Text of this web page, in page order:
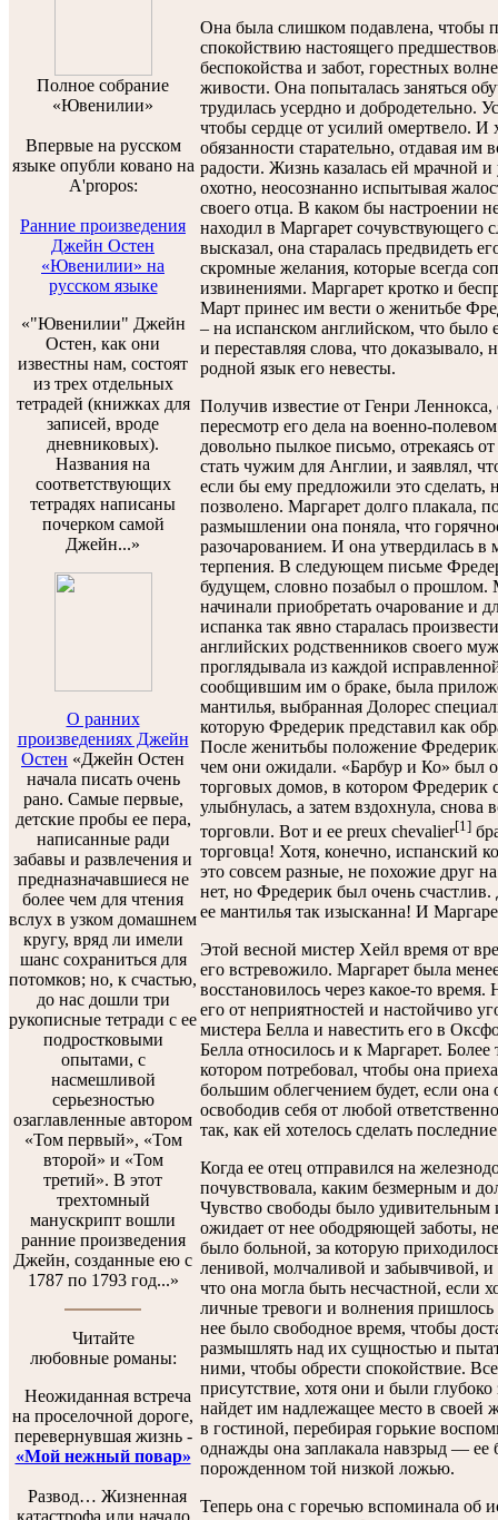
Полноe собраниe
«Ювенилии»
Впервые на русском
языке опубли ковано на
A'propos:
Ранние произведения
Джейн Остен
«Ювенилии» на
русском языке
«"Ювенилии" Джейн
Остен, как они
известны нам, состоят
из трех отдельных
тетрадей (книжках для
записей, вроде
дневниковых).
Названия на
соответствующих
тетрадях написаны
почерком самой
Джейн...»
О ранних
произведениях Джейн
Остен «Джейн Остен
начала писать очень
рано. Самые первые,
детские пробы ее пера,
написанные ради
забавы и развлечения и
предназначавшиеся не
более чем для чтения
вслух в узком домашнем
кругу, вряд ли имели
шанс сохраниться для
потомков; но, к счастью,
до нас дошли три
рукописные тетради с ее
подростковыми
опытами, с
насмешливой
серьезностью
озаглавленные автором
«Том первый», «Том
второй» и «Том
третий». В этот
трехтомный
манускрипт вошли
ранние произведения
Джейн, созданные ею с
1787 по 1793 год...»
Читайте
любовные романы:
Неожиданная встреча
на проселочной дороге,
перевернувшая жизнь -
«Мой нежный повар»
Развод… Жизненная
катастрофа или начало
Она была слишком подавлена, чтобы
спокойствию настоящего
беспокойства и забот, горестных
живости. Она попыталась заняться
трудилась усердно и добродетельно.
чтобы сердце от усилий омертвело. И
обязанности старательно, отдавая
радости. Жизнь казалась ей мрачной
охотно, неосознанно испытывая
своего отца. В каком бы настроении
находил в Маргарет сочувствующего
высказал, она старалась предвидеть
скромные желания, которые всегда
извинениями. Маргарет кротко и
Март принес им вести о женитьбе
– на испанском английском, что было
и переставляя слова, что
родной язык его невесты.
Получив известие от Генри
пересмотр его дела на военно-
довольно пылкое письмо, отрекаясь
стать чужим для Англии, и заявлял,
если бы ему предложили это
позволено. Маргарет долго плакала,
размышлении она поняла, что
разочарованием. И она утвердилась
терпения. В следующем письме
будущем, словно позабыл о прошлом.
начинали приобретать очарование и
испанка так явно старалась
английских родственников своего
проглядывала из каждой
сообщившим им о браке, была
мантилья, выбранная Долорес
которую Фредерик представил как
После женитьбы положение
чем они ожидали. «Барбур и Ко» был
торговых домов, в котором Фредерик
улыбнулась, а затем вздохнула,
торговли. Вот и ее preux chevalier[1]
торговца! Хотя, конечно, испанский
это совсем разные, не похожие друг
нет, но Фредерик был очень
ее мантилья так изысканна! И
Этой весной мистер Хейл время от
его встревожило. Маргарет была
восстановилось через какое-то
его от неприятностей и настойчиво
мистера Белла и навестить его в
Белла относилось и к Маргарет.
котором потребовал, чтобы она
большим облегчением будет, если она
освободив себя от любой
так, как ей хотелось сделать
Когда ее отец отправился на
почувствовала, каким безмерным и
Чувство свободы было
ожидает от нее ободряющей заботы,
было больной, за которую
ленивой, молчаливой и забывчивой,
что она могла быть несчастной, если
личные тревоги и волнения
нее было свободное время, чтобы
размышлять над их сущностью и
ними, чтобы обрести спокойствие.
присутствие, хотя они и были
найдет им надлежащее место в своей
в гостиной, перебирая горькие
однажды она заплакала навзрыд — ее
порожденном той низкой ложью.
Теперь она с горечью вспоминала об